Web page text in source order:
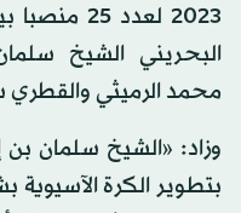
2023 لعدد
البحريني الشيخ سلمان
محمد الرميثي
وزاد: «الشيخ سلمان
بتطوير الكرة